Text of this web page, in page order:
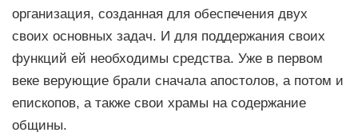
организация, созданная для обеспечения двух
своих основных задач. И для поддержания своих
функций ей необходимы средства. Уже в первом
веке верующие брали сначала апостолов, а потом и
епископов, а также свои храмы на содержание
общины.